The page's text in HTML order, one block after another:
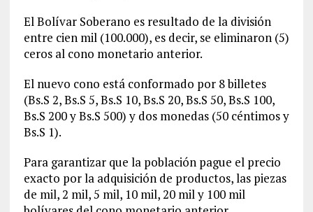
El Bolívar Soberano es resultado de la división
entre cien mil (100.000), es decir, se eliminaron (5)
ceros al cono monetario anterior.
El nuevo cono está conformado por 8 billetes
(Bs.S 2, Bs.S 5, Bs.S 10, Bs.S 20, Bs.S 50, Bs.S 100,
Bs.S 200 y Bs.S 500) y dos monedas (50 céntimos y
Bs.S 1).
Para garantizar que la población pague el precio
exacto por la adquisición de productos, las piezas
de mil, 2 mil, 5 mil, 10 mil, 20 mil y 100 mil